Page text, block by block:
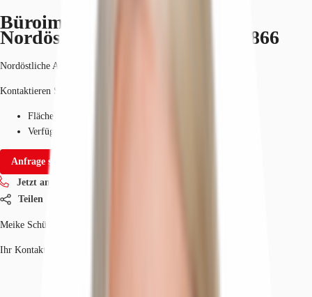
Büroimmobilie - Nürnberg,
Nordöstliche Außenstadt - M1866
Nordöstliche Außenstadt, 90411, Nürnberg, Bayern
Kontaktieren Sie uns für den Preis
Fläche
Verfügbarkeit
Anfrage senden
Jetzt anrufen
Teilen
Meike Schünemann
Ihr Kontakt